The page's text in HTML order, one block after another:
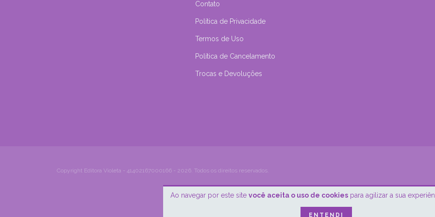
Ao navegar por este site você aceita o uso de cookies para agilizar a sua
ENTENDI
Contato
Política de Privacidade
Termos de Uso
Política de Cancelamento
Trocas e Devoluções
Copyright Editora Violeta - 41402167000166 - 2026. Todos os direitos reservados.